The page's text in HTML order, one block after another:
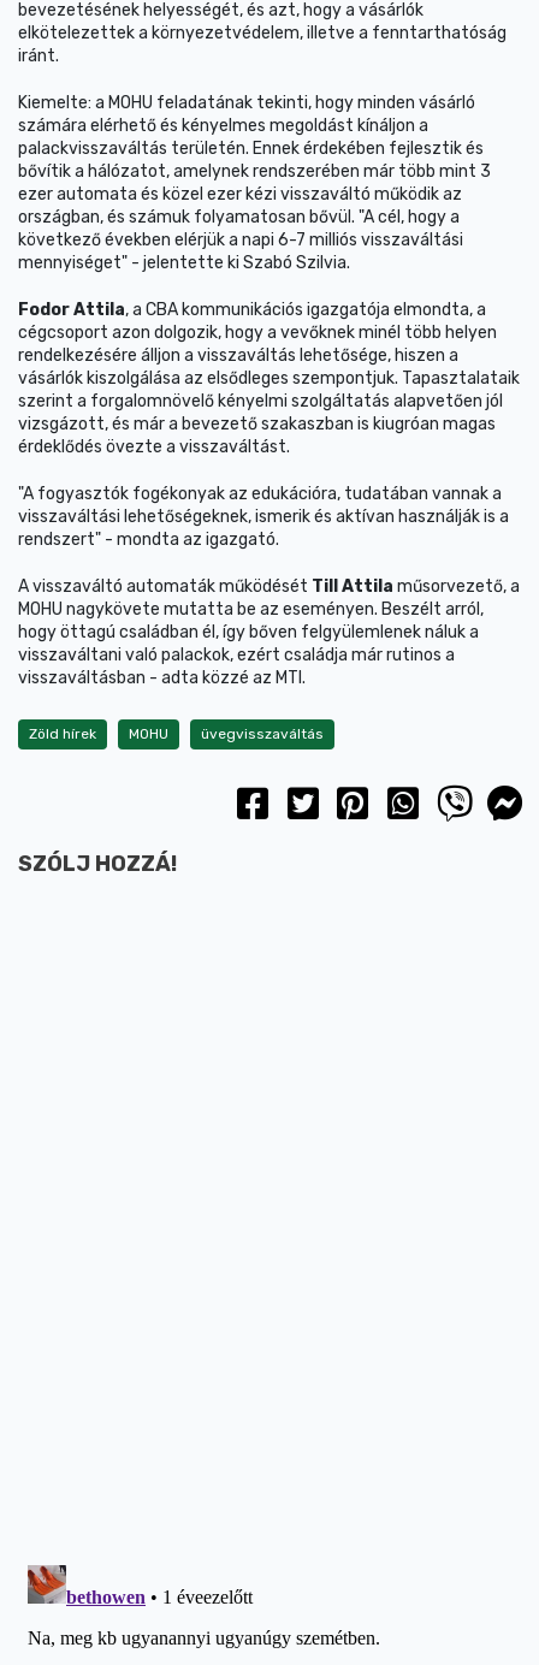
bevezetésének helyességét, és azt, hogy a vásárlók
elkötelezettek a környezetvédelem, illetve a fenntarthatóság
iránt.
Kiemelte: a MOHU feladatának tekinti, hogy minden vásárló
számára elérhető és kényelmes megoldást kínáljon a
palackvisszaváltás területén. Ennek érdekében fejlesztik és
bővítik a hálózatot, amelynek rendszerében már több mint 3
ezer automata és közel ezer kézi visszaváltó működik az
országban, és számuk folyamatosan bővül. "A cél, hogy a
következő években elérjük a napi 6-7 milliós visszaváltási
mennyiséget" - jelentette ki Szabó Szilvia.
Fodor Attila, a CBA kommunikációs igazgatója elmondta, a
cégcsoport azon dolgozik, hogy a vevőknek minél több helyen
rendelkezésére álljon a visszaváltás lehetősége, hiszen a
vásárlók kiszolgálása az elsődleges szempontjuk. Tapasztalataik
szerint a forgalomnövelő kényelmi szolgáltatás alapvetően jól
vizsgázott, és már a bevezető szakaszban is kiugróan magas
érdeklődés övezte a visszaváltást.
"A fogyasztók fogékonyak az edukációra, tudatában vannak a
visszaváltási lehetőségeknek, ismerik és aktívan használják is a
rendszert" - mondta az igazgató.
A visszaváltó automaták működését Till Attila műsorvezető, a
MOHU nagykövete mutatta be az eseményen. Beszélt arról,
hogy öttagú családban él, így bőven felgyülemlenek náluk a
visszaváltani való palackok, ezért családja már rutinos a
visszaváltásban - adta közzé az MTI.
Zöld hírek MOHU üvegvisszaváltás
SZÓLJ HOZZÁ!